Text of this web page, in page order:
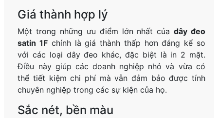
Giá thành hợp lý
Một trong những ưu điểm lớn nhất của dây đeo
satin 1F chính là giá thành thấp hơn đáng kể so
với các loại dây đeo khác, đặc biệt là in 2 mặt.
Điều này giúp các doanh nghiệp nhỏ và vừa có
thể tiết kiệm chi phí mà vẫn đảm bảo được tính
chuyên nghiệp trong các sự kiện của họ.
Sắc nét, bền màu